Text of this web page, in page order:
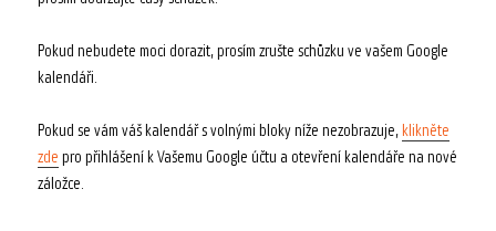
Pokud nebudete moci dorazit, prosím zrušte schůzku ve vašem Google
kalendáři.
Pokud se vám váš kalendář s volnými bloky níže nezobrazuje, klikněte
zde pro přihlášení k Vašemu Google účtu a otevření kalendáře na nové
záložce.